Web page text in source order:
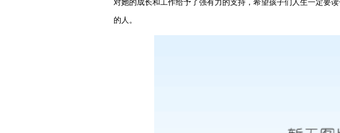
对她的成长和工作给予了强有力的支持，希望孩子们人生一定要
的人。